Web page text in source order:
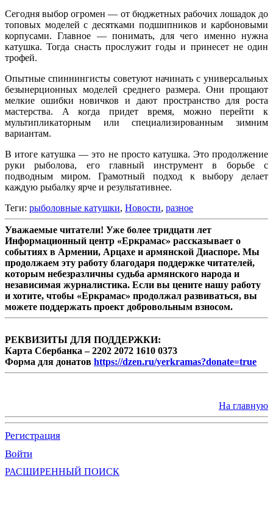
Сегодня выбор огромен — от бюджетных рабочих лошадок до
топовых моделей с десятками подшипников и карбоновыми
корпусами. Главное — понимать, для чего именно нужна
катушка. Тогда снасть прослужит годы и принесет не один
трофей.
Опытные спиннингисты советуют начинать с универсальных
безынерционных моделей среднего размера. Они прощают
мелкие ошибки новичков и дают пространство для роста
мастерства. А когда придет время, можно перейти к
мультипликаторным или специализированным зимним
вариантам.
В итоге катушка — это не просто катушка. Это продолжение
руки рыболова, его главный инструмент в борьбе с
подводным миром. Грамотный подход к выбору делает
каждую рыбалку ярче и результативнее.
Теги: рыболовные катушки, Новости, разное
Уважаемые читатели! Уже более тридцати лет
Информационный центр «Еркрамас» рассказывает о
событиях в Армении, Арцахе и армянской Диаспоре. Мы
продолжаем эту работу благодаря поддержке читателей,
которым небезразличны судьба армянского народа и
независимая журналистика. Если вы цените нашу работу
и хотите, чтобы «Еркрамас» продолжал развиваться, вы
можете поддержать проект добровольным взносом.
РЕКВИЗИТЫ ДЛЯ ПОДДЕРЖКИ:
Карта Сбербанка – 2202 2072 1610 0373
Форма для донатов https://dzen.ru/yerkramas?donate=true
На главную
Регистрация
Войти
РАСШИРЕННЫЙ ПОИСК